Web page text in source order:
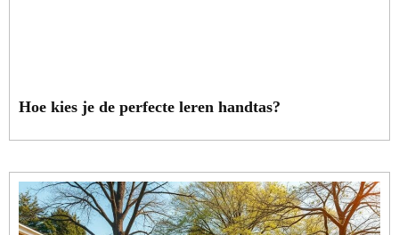
Hoe kies je de perfecte leren handtas?